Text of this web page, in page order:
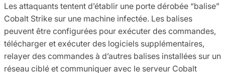
Les attaquants tentent d’établir une porte dérobée “balise”
Cobalt Strike sur une machine infectée. Les balises
peuvent être configurées pour exécuter des commandes,
télécharger et exécuter des logiciels supplémentaires,
relayer des commandes à d’autres balises installées sur un
réseau ciblé et communiquer avec le serveur Cobalt